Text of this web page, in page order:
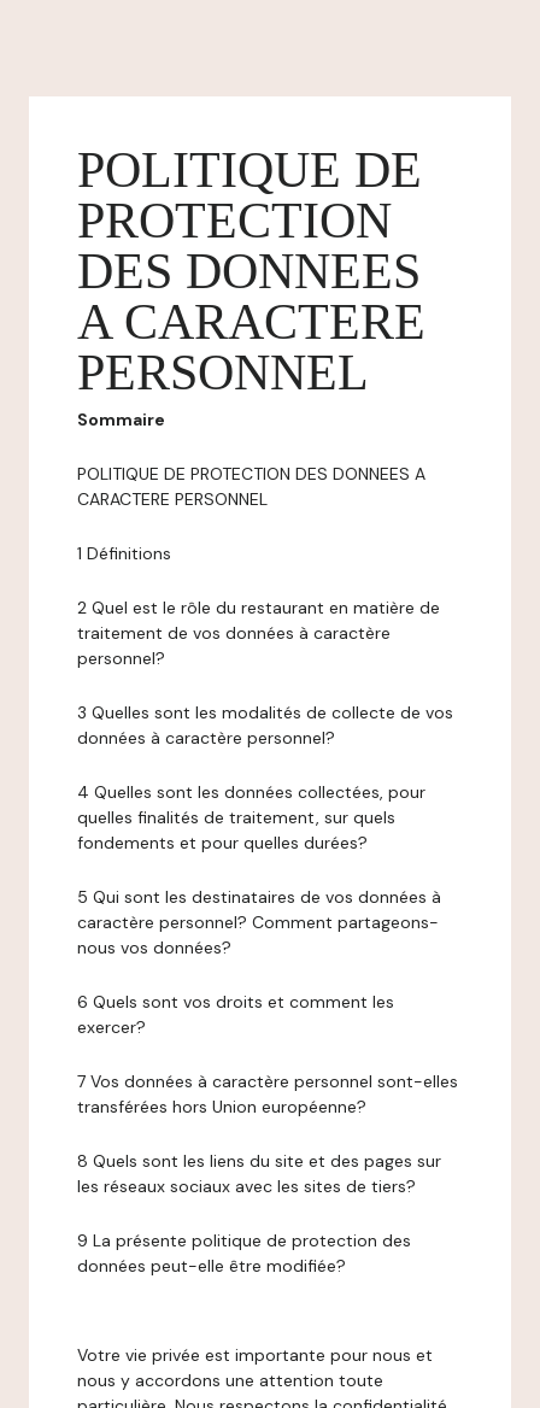
POLITIQUE DE
PROTECTION
DES DONNEES
A CARACTERE
PERSONNEL
Sommaire
POLITIQUE DE PROTECTION DES DONNEES A
CARACTERE PERSONNEL
1 Définitions
2 Quel est le rôle du restaurant en matière de
traitement de vos données à caractère
personnel?
3 Quelles sont les modalités de collecte de vos
données à caractère personnel?
4 Quelles sont les données collectées, pour
quelles finalités de traitement, sur quels
fondements et pour quelles durées?
5 Qui sont les destinataires de vos données à
caractère personnel? Comment partageons-
nous vos données?
6 Quels sont vos droits et comment les
exercer?
7 Vos données à caractère personnel sont-elles
transférées hors Union européenne?
8 Quels sont les liens du site et des pages sur
les réseaux sociaux avec les sites de tiers?
9 La présente politique de protection des
données peut-elle être modifiée?
Votre vie privée est importante pour nous et
nous y accordons une attention toute